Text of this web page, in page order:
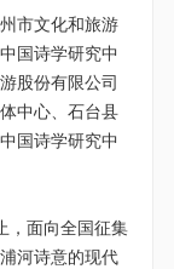
市文化和旅游
国诗学研究中
股份有限公司
中心、石台县
国诗学研究中
，面向全国征集
河诗意的现代